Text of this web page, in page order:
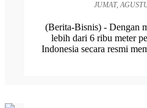
JUMAT,
(Berita-Bisnis) - Dengan
lebih dari 6 ribu meter
Indonesia secara resmi